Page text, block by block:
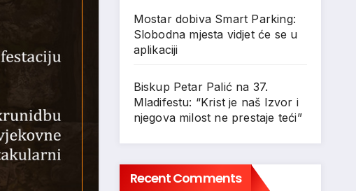
Mostar dobiva Smart Parking:
Slobodna mjesta vidjet će se u
aplikaciji
Biskup Petar Palić na 37.
Mladifestu: “Krist je naš Izvor i
njegova milost ne prestaje teći”
Recent Comments